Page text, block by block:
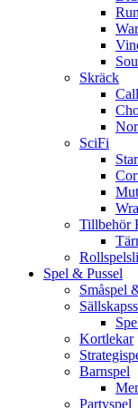
Skräck
SciFi
Tillbehör
Spel & Pussel
Småspel
Kortlekar
Barnspel
Partyspel